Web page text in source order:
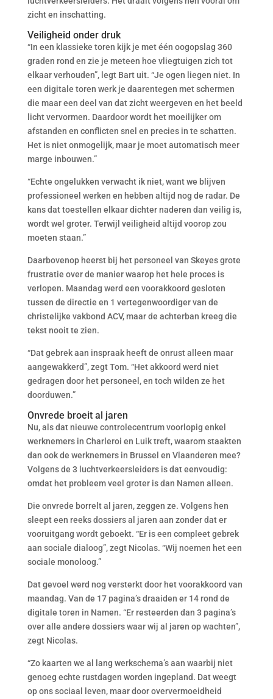
zicht en inschatting.
Veiligheid onder druk
“In een klassieke toren kijk je met één oogopslag 360
graden rond en zie je meteen hoe vliegtuigen zich tot
elkaar verhouden”, legt Bart uit. “Je ogen liegen niet. In
een digitale toren werk je daarentegen met schermen
die maar een deel van dat zicht weergeven en het beeld
licht vervormen. Daardoor wordt het moeilijker om
afstanden en conflicten snel en precies in te schatten.
Het is niet onmogelijk, maar je moet automatisch meer
marge inbouwen.”
“Echte ongelukken verwacht ik niet, want we blijven
professioneel werken en hebben altijd nog de radar. De
kans dat toestellen elkaar dichter naderen dan veilig is,
wordt wel groter. Terwijl veiligheid altijd voorop zou
moeten staan.”
Daarbovenop heerst bij het personeel van Skeyes grote
frustratie over de manier waarop het hele proces is
verlopen. Maandag werd een voorakkoord gesloten
tussen de directie en 1 vertegenwoordiger van de
christelijke vakbond ACV, maar de achterban kreeg die
tekst nooit te zien.
“Dat gebrek aan inspraak heeft de onrust alleen maar
aangewakkerd”, zegt Tom. “Het akkoord werd niet
gedragen door het personeel, en toch wilden ze het
doorduwen.”
Onvrede broeit al jaren
Nu, als dat nieuwe controlecentrum voorlopig enkel
werknemers in Charleroi en Luik treft, waarom staakten
dan ook de werknemers in Brussel en Vlaanderen mee?
Volgens de 3 luchtverkeersleiders is dat eenvoudig:
omdat het probleem veel groter is dan Namen alleen.
Die onvrede borrelt al jaren, zeggen ze. Volgens hen
sleept een reeks dossiers al jaren aan zonder dat er
vooruitgang wordt geboekt. “Er is een compleet gebrek
aan sociale dialoog”, zegt Nicolas. “Wij noemen het een
sociale monoloog.”
Dat gevoel werd nog versterkt door het voorakkoord van
maandag. Van de 17 pagina’s draaiden er 14 rond de
digitale toren in Namen. “Er resteerden dan 3 pagina’s
over alle andere dossiers waar wij al jaren op wachten”,
zegt Nicolas.
“Zo kaarten we al lang werkschema’s aan waarbij niet
genoeg echte rustdagen worden ingepland. Dat weegt
op ons sociaal leven, maar door oververmoeidheid